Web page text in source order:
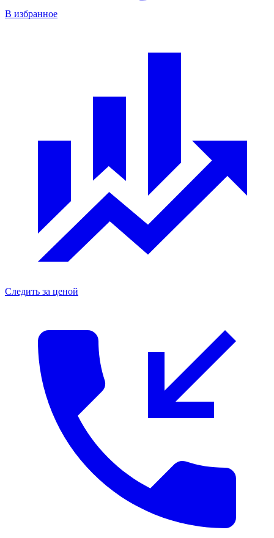
В избранное
Следить за ценой